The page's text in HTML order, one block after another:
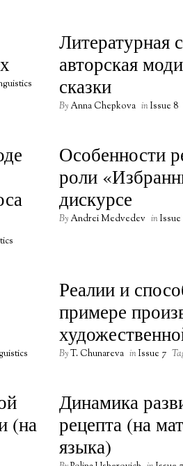
Литературная
авторская
сказки
By Anna Chepkova inIssue 8
Особенности
роли
дискурсе
By Andrei Medvedev inIssue
Реалии и
примере
ByT. Chunareva inIssue 7
(на
Динамика
рецепта (на
языка)